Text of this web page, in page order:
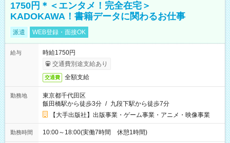
1750円＊＜エンタメ！完全在宅＞
KADOKAWA！書籍データに関わるお仕事
派遣 WEB登録・面接OK
給与
時給1750円
交通費別途支給あり
交通費 全額支給
勤務地
東京都千代田区
飯田橋駅から徒歩3分 / 九段下駅から徒歩7分
【大手出版社】出版事業・ゲーム事業・アニメ・映像事業
勤務時間 10:00～18:00(実働7時間 休憩1時間)